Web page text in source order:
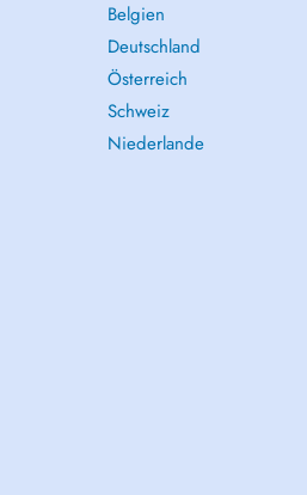
Belgien
Deutschland
Österreich
Schweiz
Niederlande